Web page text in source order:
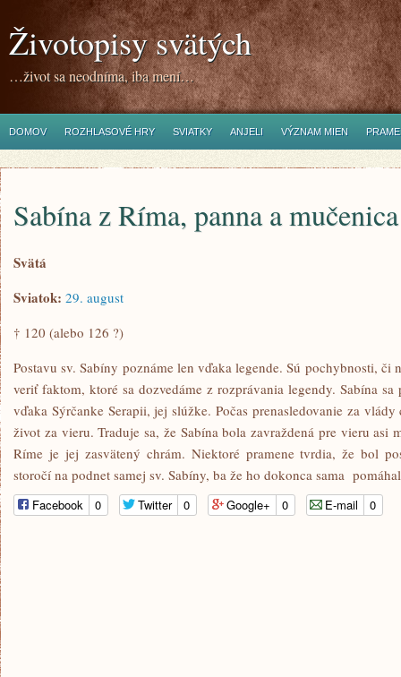
Životopisy svätých
…život sa neodníma, iba mení…
DOMOV ROZHLASOVÉ HRY SVIATKY ANJELI VÝZNAM MIEN
Sabína z Ríma, panna a mučenica
Svätá
Sviatok: 29. august
† 120 (alebo 126 ?)
Postavu sv. Sabíny poznáme len vďaka legende. Sú pochybnosti, či
veriť faktom, ktoré sa dozvedáme z rozprávania legendy. Sabína sa
vďaka Sýrčanke Serapii, jej slúžke. Počas prenasledovanie za
život za vieru. Traduje sa, že Sabína bola zavraždená pre vieru asi
Ríme je jej zasvätený chrám. Niektoré pramene tvrdia, že bol
storočí na podnet samej sv. Sabíny, ba že ho dokonca sama
Facebook 0 Twitter 0 Google+ 0 E-mail 0